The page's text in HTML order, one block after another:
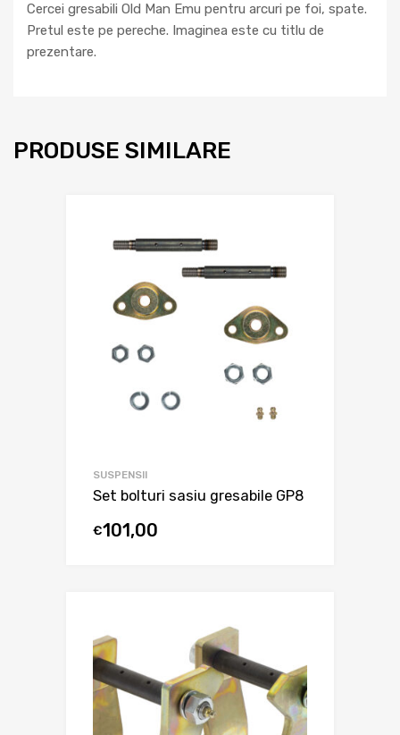
Cercei gresabili Old Man Emu pentru arcuri pe foi, spate.
Pretul este pe pereche. Imaginea este cu titlu de
prezentare.
PRODUSE SIMILARE
SUSPENSII
Set bolturi sasiu gresabile GP8
€101,00